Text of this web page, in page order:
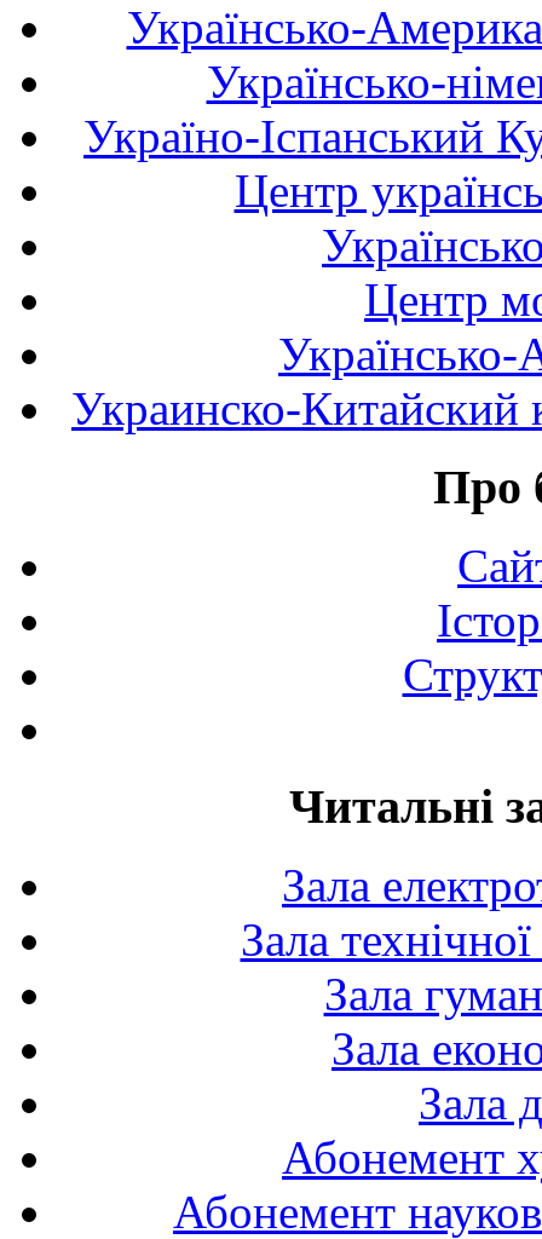
Українсько-
Українсько-
Україно-Іспанський
Центр
Центр
Українсько-
Украинско-Китайский
Про
Читальні
Зала
Зала
Зала
Зала
Зала
Абонемент
Абонемент